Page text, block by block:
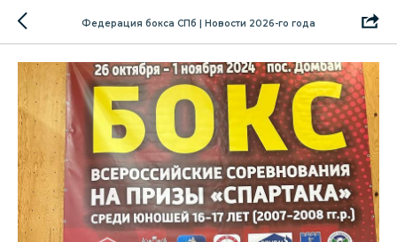
Федерация бокса СПб | Новости 2026-го года